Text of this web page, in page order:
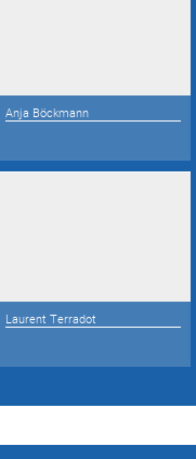
Anja Böckmann
Laurent Terradot